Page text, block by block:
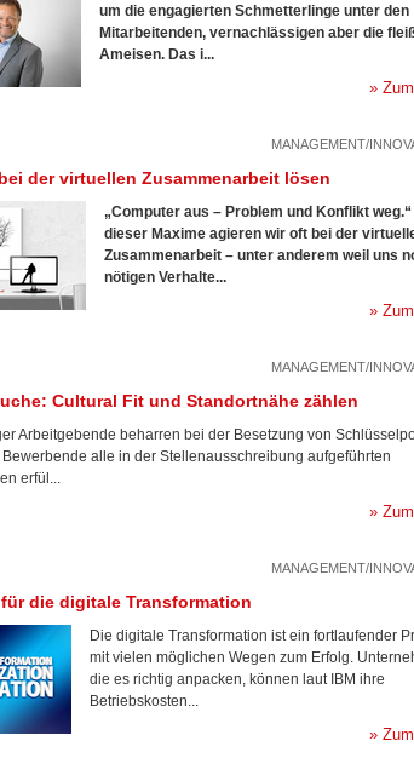
um die engagierten Schmetterlinge unter den
Mitarbeitenden, vernachlässigen aber die
Ameisen. Das i...
»
MANAGEMENT/
der virtuellen Zusammenarbeit lösen
„Computer aus – Problem und Konflikt
dieser Maxime agieren wir oft bei der
Zusammenarbeit – unter anderem weil uns
nötigen Verhalte...
»
MANAGEMENT/
Cultural Fit und Standortnähe zählen
Arbeitgebende beharren bei der Besetzung von
alle in der Stellenausschreibung aufgeführten
erfül...
»
MANAGEMENT/
die digitale Transformation
Die digitale Transformation ist ein fortlaufender
mit vielen möglichen Wegen zum Erfolg.
die es richtig anpacken, können laut IBM ihre
Betriebskosten...
»